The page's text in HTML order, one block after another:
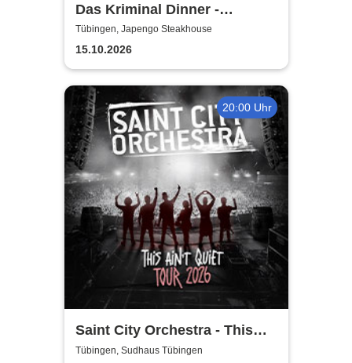
Das Kriminal Dinner -
Faustdickes Verbrechen
Tübingen, Japengo Steakhouse
15.10.2026
20:00 Uhr
Saint City Orchestra - This
Ain´t Quiet Tour 2026
Tübingen, Sudhaus Tübingen